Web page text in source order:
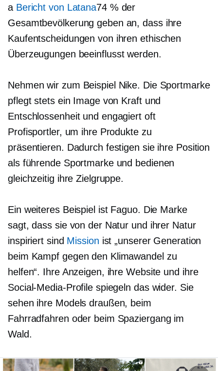
a Bericht von Latana74 % der
Gesamtbevölkerung geben an, dass ihre
Kaufentscheidungen von ihren ethischen
Überzeugungen beeinflusst werden.
Nehmen wir zum Beispiel Nike. Die Sportmarke
pflegt stets ein Image von Kraft und
Entschlossenheit und engagiert oft
Profisportler, um ihre Produkte zu
präsentieren. Dadurch festigen sie ihre Position
als führende Sportmarke und bedienen
gleichzeitig ihre Zielgruppe.
Ein weiteres Beispiel ist Faguo. Die Marke
sagt, dass sie von der Natur und ihrer Natur
inspiriert sind Mission ist „unserer Generation
beim Kampf gegen den Klimawandel zu
helfen“. Ihre Anzeigen, ihre Website und ihre
Social-Media-Profile spiegeln das wider. Sie
sehen ihre Models draußen, beim
Fahrradfahren oder beim Spaziergang im
Wald.